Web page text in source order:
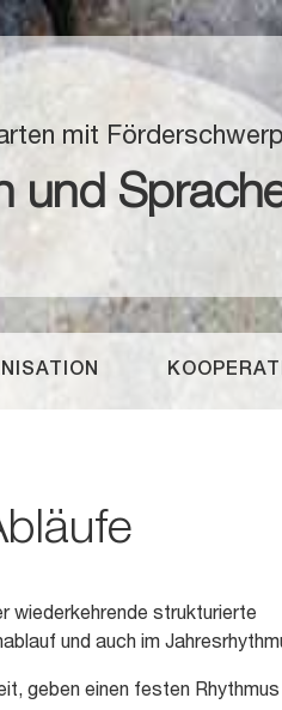
mit
und
wiederkehrende strukturierte
und auch im
geben einen festen Rhythmus